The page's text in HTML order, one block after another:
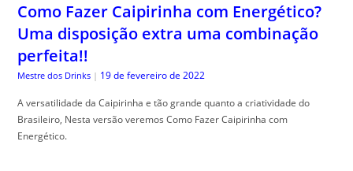
Como Fazer Caipirinha com Energético?
Uma disposição extra uma combinação
perfeita!!
Mestre dos Drinks | 19 de fevereiro de 2022
A versatilidade da Caipirinha e tão grande quanto a criatividade do
Brasileiro, Nesta versão veremos Como Fazer Caipirinha com
Energético.